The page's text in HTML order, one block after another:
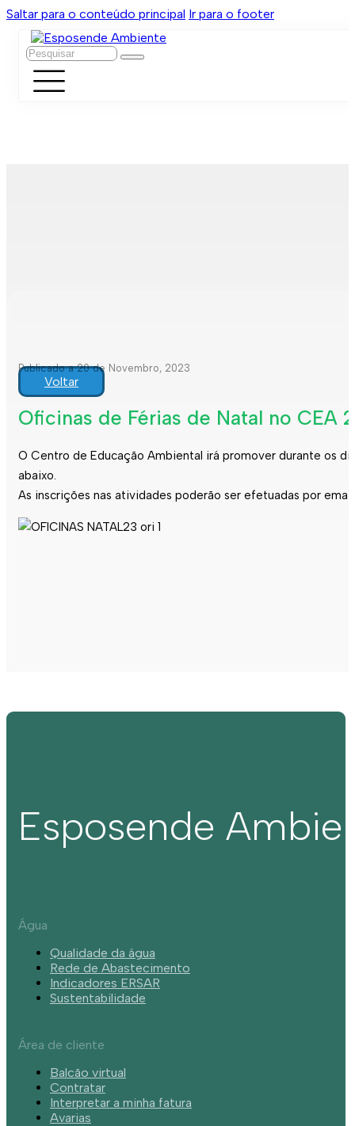
Saltar para o conteúdo principal Ir para o footer
Pesquisar
Publicado a 20 de Novembro, 2023
Voltar
Oficinas de Férias de Natal no CEA
O Centro de Educação Ambiental irá promover durante os
abaixo.
As inscrições nas atividades poderão ser efetuadas por
Esposende
Água
Qualidade da água
Rede de Abastecimento
Indicadores ERSAR
Sustentabilidade
Área de cliente
Balcão virtual
Contratar
Interpretar a minha fatura
Avarias